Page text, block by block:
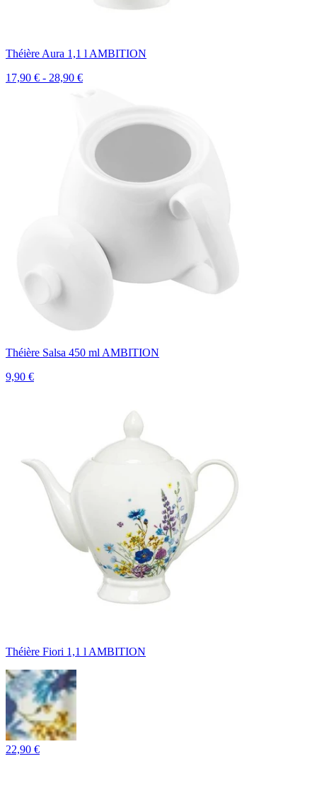
Théière Aura 1,1 l AMBITION
17,90 € - 28,90 €
Théière Salsa 450 ml AMBITION
9,90 €
Théière Fiori 1,1 l AMBITION
22,90 €